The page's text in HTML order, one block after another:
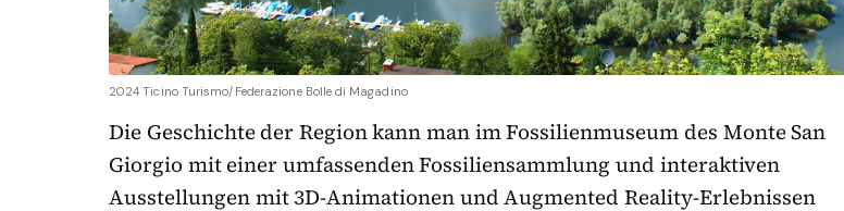
2024 Ticino Turismo/Federazione Bolle di Magadino
Die Geschichte der Region kann man im Fossilienmuseum des Monte San
Giorgio mit einer umfassenden Fossiliensammlung und interaktiven
Ausstellungen mit 3D-Animationen und Augmented Reality-Erlebnissen